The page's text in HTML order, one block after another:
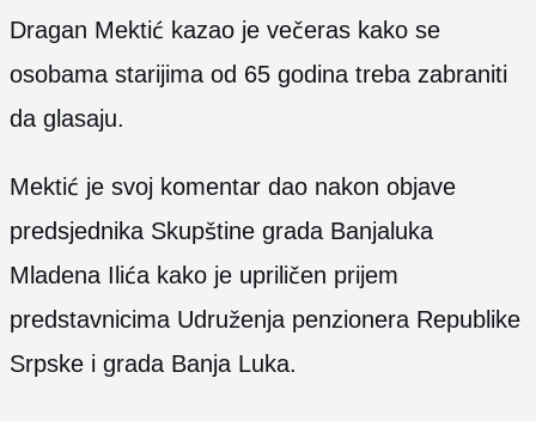
Dragan Mektić kazao je večeras kako se
osobama starijima od 65 godina treba zabraniti
da glasaju.
Mektić je svoj komentar dao nakon objave
predsjednika Skupštine grada Banjaluka
Mladena Ilića kako je upriličen prijem
predstavnicima Udruženja penzionera Republike
Srpske i grada Banja Luka.